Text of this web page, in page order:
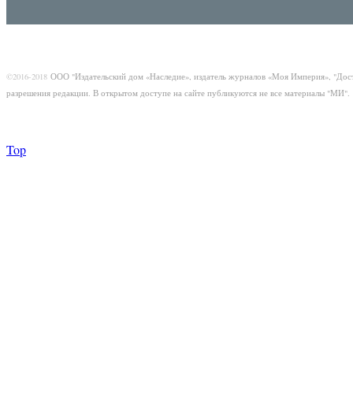
©2016-2018 ООО "Издательский дом «Наследие», издатель журналов «Моя Империя»,
разрешения редакции. В открытом доступе на сайте публикуются не все материалы "МИ".
Top